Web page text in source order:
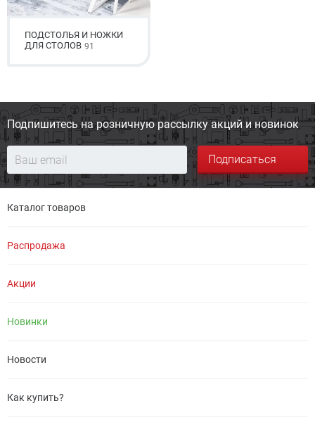
ПОДСТОЛЬЯ И НОЖКИ
ДЛЯ СТОЛОВ 91
Подпишитесь на розничную рассылку акций и новинок
Подписаться
Каталог товаров
Распродажа
Акции
Новинки
Новости
Как купить?